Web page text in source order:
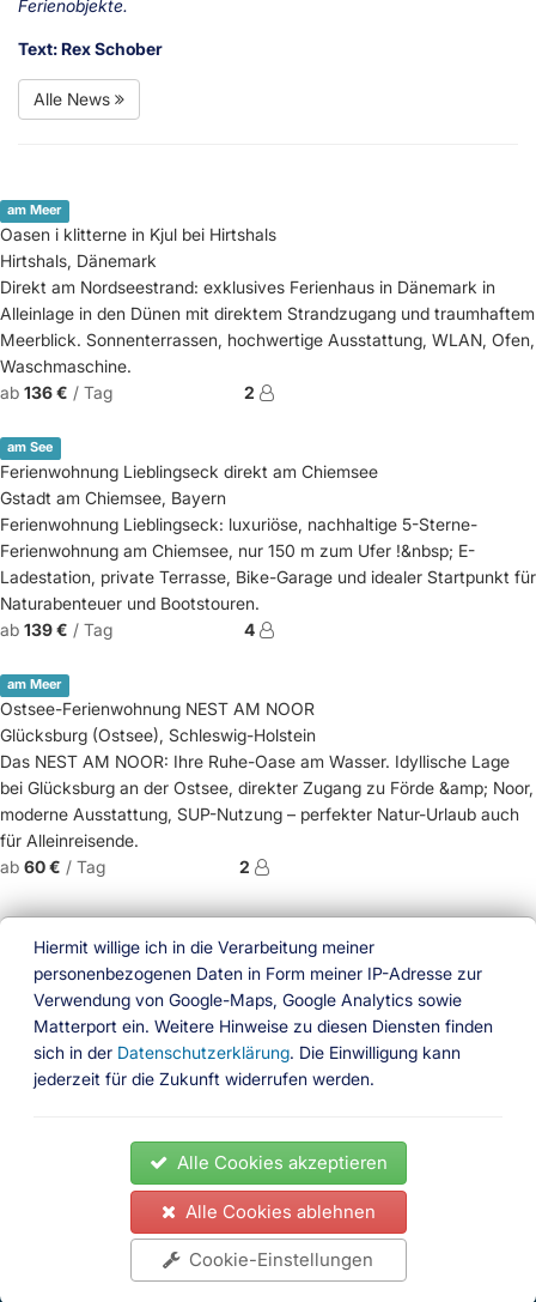
Hiermit willige ich in die Verarbeitung meiner
personenbezogenen Daten in Form meiner IP-Adresse zur
Verwendung von Google-Maps, Google Analytics sowie
Matterport ein. Weitere Hinweise zu diesen Diensten finden
sich in der Datenschutzerklärung. Die Einwilligung kann
jederzeit für die Zukunft widerrufen werden.
Alle Cookies akzeptieren
Alle Cookies ablehnen
Cookie-Einstellungen
Ferienobjekte.
Text: Rex Schober
Alle News
am Meer
Oasen i klitterne in Kjul bei Hirtshals
Hirtshals, Dänemark
Direkt am Nordseestrand: exklusives Ferienhaus in Dänemark in
Alleinlage in den Dünen mit direktem Strandzugang und traumhaftem
Meerblick. Sonnenterrassen, hochwertige Ausstattung, WLAN, Ofen,
Waschmaschine.
ab 136 € / Tag 2
am See
Ferienwohnung Lieblingseck direkt am Chiemsee
Gstadt am Chiemsee, Bayern
Ferienwohnung Lieblingseck: luxuriöse, nachhaltige 5-Sterne-
Ferienwohnung am Chiemsee, nur 150 m zum Ufer !&nbsp; E-
Ladestation, private Terrasse, Bike-Garage und idealer Startpunkt für
Naturabenteuer und Bootstouren.
ab 139 € / Tag 4
am Meer
Ostsee-Ferienwohnung NEST AM NOOR
Glücksburg (Ostsee), Schleswig-Holstein
Das NEST AM NOOR: Ihre Ruhe-Oase am Wasser. Idyllische Lage
bei Glücksburg an der Ostsee, direkter Zugang zu Förde &amp; Noor,
moderne Ausstattung, SUP-Nutzung – perfekter Natur-Urlaub auch
für Alleinreisende.
ab 60 € / Tag 2
Ferien am Wasser
Das besondere Buchungsportal
Ferienhäuser Ferienwohnungen Hausboote
Gedöns Shop Partner Impressum Kontakt
Datenschutz Widerrufsrecht Zahlungsbedingungen
Ferienhäuser
Ferienwohnungen
Gedöns Shop
Impressum Kontakt
Datenschutz
Widerrufsrecht